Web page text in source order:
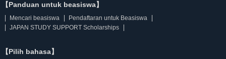
【Panduan untuk beasiswa】
Mencari beasiswa
Pendaftaran untuk Beasiswa
JAPAN STUDY SUPPORT Scholarships
【Pilih bahasa】